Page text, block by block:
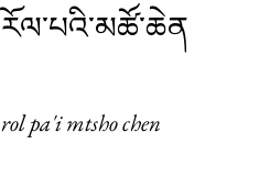
རོལ་པའི་མཚོ་ཆེན
rol pa'i mtsho chen